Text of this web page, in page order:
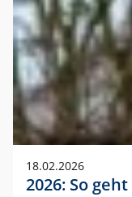
18.02.2026
2026: So